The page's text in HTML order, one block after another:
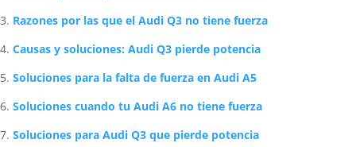
Razones por las que el Audi Q3 no tiene fuerza
Causas y soluciones: Audi Q3 pierde potencia
Soluciones para la falta de fuerza en Audi A5
Soluciones cuando tu Audi A6 no tiene fuerza
Soluciones para Audi Q3 que pierde potencia